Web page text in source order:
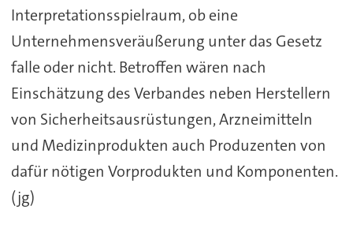
Interpretationsspielraum, ob eine
Unternehmensveräußerung unter das Gesetz
falle oder nicht. Betroffen wären nach
Einschätzung des Verbandes neben Herstellern
von Sicherheitsausrüstungen, Arzneimitteln
und Medizinprodukten auch Produzenten von
dafür nötigen Vorprodukten und Komponenten.
(jg)